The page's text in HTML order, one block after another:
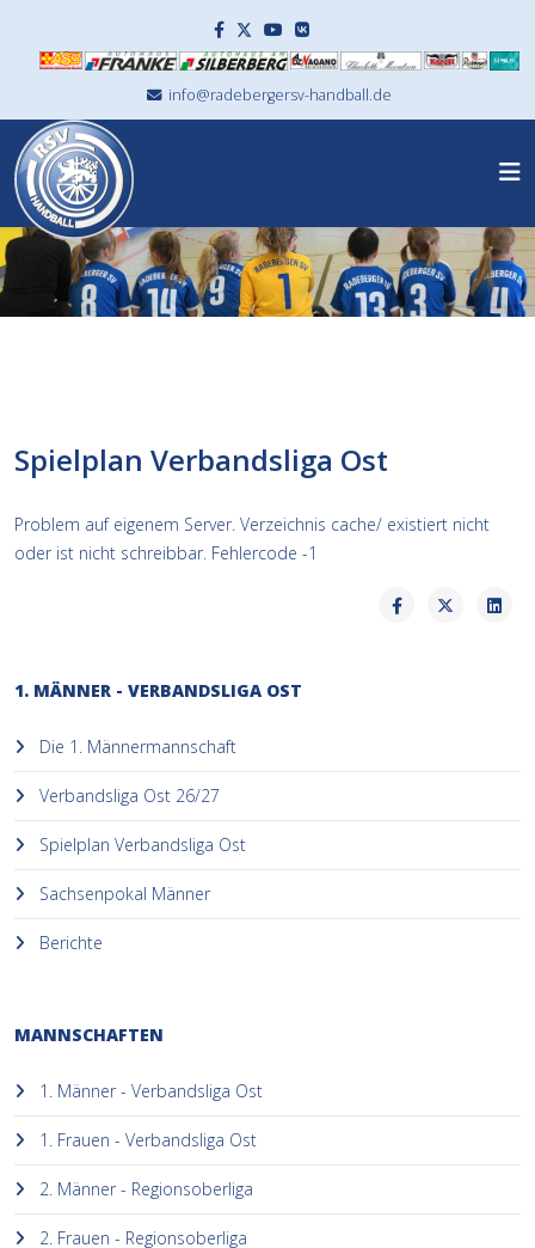
info@radebergersv-handball.de
Spielplan Verbandsliga Ost
Problem auf eigenem Server. Verzeichnis cache/ existiert nicht
oder ist nicht schreibbar. Fehlercode -1
1. MÄNNER - VERBANDSLIGA OST
Die 1. Männermannschaft
Verbandsliga Ost 26/27
Spielplan Verbandsliga Ost
Sachsenpokal Männer
Berichte
MANNSCHAFTEN
1. Männer - Verbandsliga Ost
1. Frauen - Verbandsliga Ost
2. Männer - Regionsoberliga
2. Frauen - Regionsoberliga